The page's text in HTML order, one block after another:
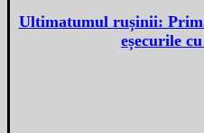
Ultimatumul rușinii:
eșecurile